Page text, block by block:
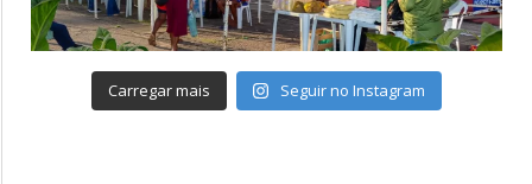
Carregar mais Seguir no Instagram